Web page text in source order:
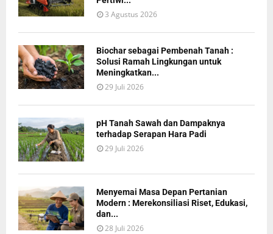
3 Agustus 2026
Biochar sebagai Pembenah Tanah :
Solusi Ramah Lingkungan untuk
Meningkatkan...
29 Juli 2026
pH Tanah Sawah dan Dampaknya
terhadap Serapan Hara Padi
29 Juli 2026
Menyemai Masa Depan Pertanian
Modern : Merekonsiliasi Riset, Edukasi,
dan...
28 Juli 2026